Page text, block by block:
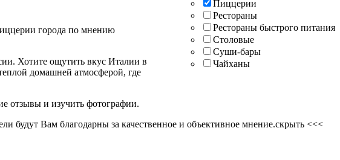
Пиццерии
Рестораны
Рестораны быстрого питания
Столовые
Суши-бары
Чайханы
города по мнению
Хотите ощутить вкус Италии в
домашней атмосферой, где
отзывы и изучить фотографии.
будут Вам благодарны за качественное и объективное мнение.скрыть <<<